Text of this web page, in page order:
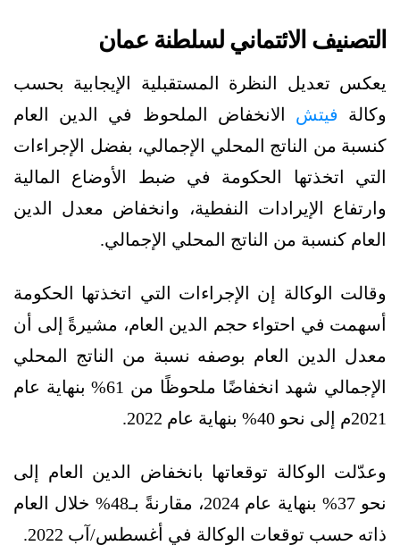
التصنيف الائتماني لسلطنة عمان
يعكس تعديل النظرة المستقبلية الإيجابية بحسب
وكالة فيتش الانخفاض الملحوظ في الدين العام
كنسبة من الناتج المحلي الإجمالي، بفضل الإجراءات
التي اتخذتها الحكومة في ضبط الأوضاع المالية
وارتفاع الإيرادات النفطية، وانخفاض معدل الدين
العام كنسبة من الناتج المحلي الإجمالي.
وقالت الوكالة إن الإجراءات التي اتخذتها الحكومة
أسهمت في احتواء حجم الدين العام، مشيرةً إلى أن
معدل الدين العام بوصفه نسبة من الناتج المحلي
الإجمالي شهد انخفاضًا ملحوظًا من 61% بنهاية عام
2021م إلى نحو 40% بنهاية عام 2022.
وعدّلت الوكالة توقعاتها بانخفاض الدين العام إلى
نحو 37% بنهاية عام 2024، مقارنةً بـ48% خلال العام
ذاته حسب توقعات الوكالة في أغسطس/آب 2022.